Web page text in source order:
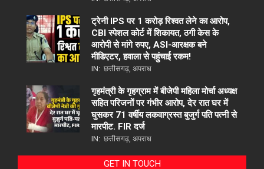
ट्रेनी IPS पर 1 करोड़ रिश्वत लेने का आरोप,
CBI स्पेशल कोर्ट में शिकायत, ठगी केस के
आरोपी से मांगे रुपए, ASI-आरक्षक बने
मीडिएटर, हवाला से पहुंचाई रकम!
IN: छत्तीसगढ़ अपराध
गृहमंत्री के गृहग्राम में बीजेपी महिला मोर्चा अध्यक्ष
सहित परिजनों पर गंभीर आरोप, देर रात घर में
घुसकर 71 वर्षीय लकवाग्रस्त बुजुर्ग पति पत्नी से
मारपीट. FIR दर्ज
IN: छत्तीसगढ़ अपराध
GET IN TOUCH